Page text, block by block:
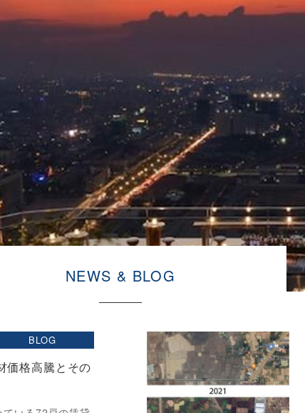
NEWS & BLOG
BLOG
価格高騰とその